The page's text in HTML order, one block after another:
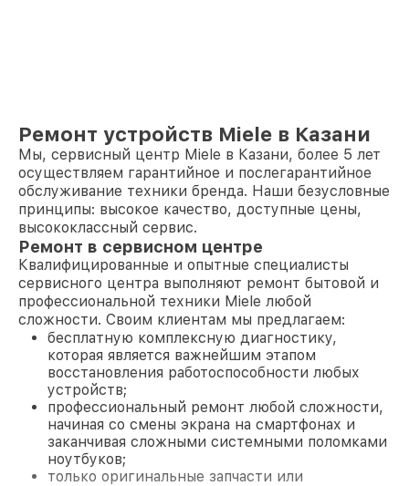
Ремонт устройств Miele в Казани
Мы, сервисный центр Miele в Казани, более 5 лет
осуществляем гарантийное и послегарантийное
обслуживание техники бренда. Наши безусловные
принципы: высокое качество, доступные цены,
высококлассный сервис.
Ремонт в сервисном центре
Квалифицированные и опытные специалисты
сервисного центра выполняют ремонт бытовой и
профессиональной техники Miele любой
сложности. Своим клиентам мы предлагаем:
бесплатную комплексную диагностику,
которая является важнейшим этапом
восстановления работоспособности любых
устройств;
профессиональный ремонт любой сложности,
начиная со смены экрана на смартфонах и
заканчивая сложными системными поломками
ноутбуков;
только оригинальные запчасти или